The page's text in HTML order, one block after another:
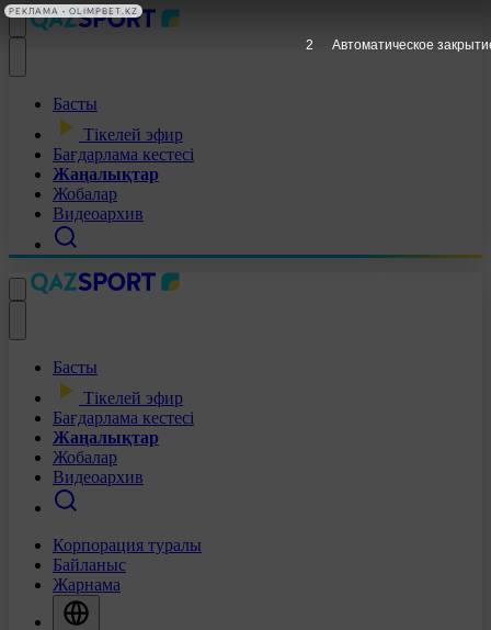
Басты
Тікелей эфир
Бағдарлама кестесі
Жаңалықтар
Жобалар
Видеоархив
Басты
Тікелей эфир
Бағдарлама кестесі
Жаңалықтар
Жобалар
Видеоархив
Корпорация туралы
Байланыс
Жарнама
1 Автоматическое
РЕКЛАМА • OLIMPBET.KZ